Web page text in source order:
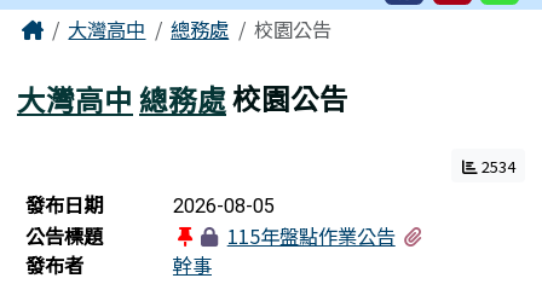
主內容區域
Home大灣高中 總務處 校園公告
大灣高中 總務處校園公告
2534
新聞列表
發布日期 2026-08-05
公告標題 115年盤點作業公告
發布者
幹事
頁尾區域